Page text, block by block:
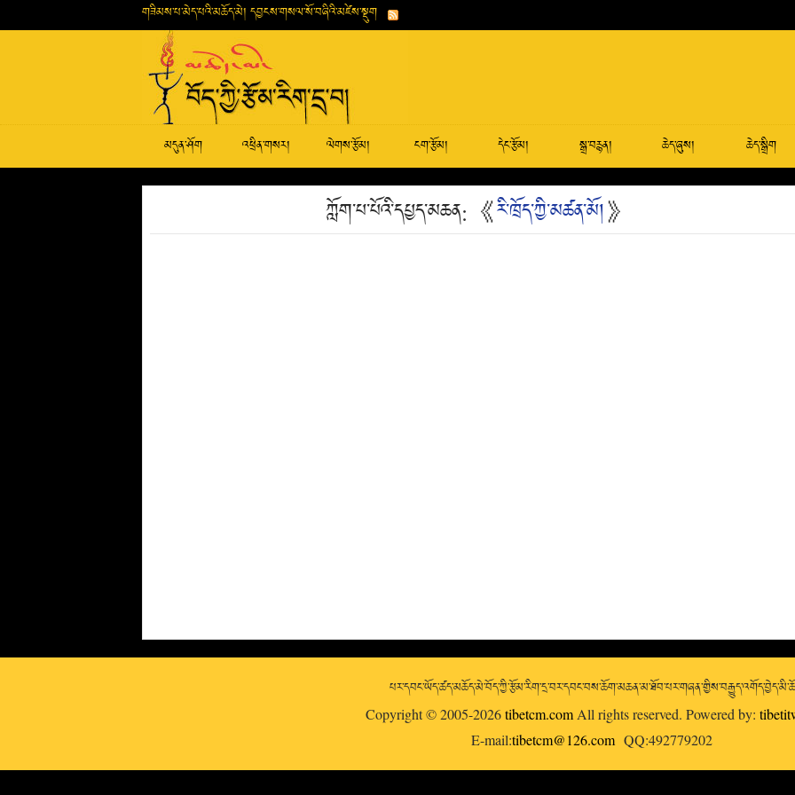
གཟིམས་པ་མེད་པའི་མཆོད་མེ། དབྱངས་གསལ་སོ་བཞིའི་མཛེས་སྡུག
མདུན་ཤོག འཕྲིན་གསར། ལེགས་རྩོམ། ངག་རྩོམ། དེང་རྩོམ། སྒྲ་བརྙན། ཆེད་ཞུས། ཆེད་སྒྲིག
ཀློག་པ་པོའི་དཔྱད་མཆན: 《རི་ཁྲོད་ཀྱི་མཚན་མོ།》
Copyright © 2005-2026tibetcm.comAll rights reserved. Powered by:
E-mail:tibetcm@126.com QQ:492779202